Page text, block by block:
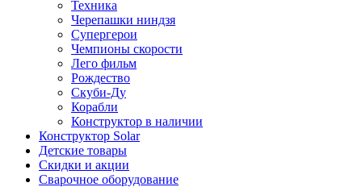
Техника
Черепашки ниндзя
Супергерои
Чемпионы скорости
Лего фильм
Рождество
Скуби-Ду
Корабли
Конструктор в наличии
Конструктор Solar
Детские товары
Скидки и акции
Сварочное оборудование